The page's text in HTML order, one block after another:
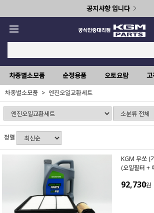
공지사항 입니다
차종별소모품 순정용품 오토요람 고
차종별소모품 엔진오일교환세트
정렬
KGM 무쏘 (
(오일필터 +
92,730원